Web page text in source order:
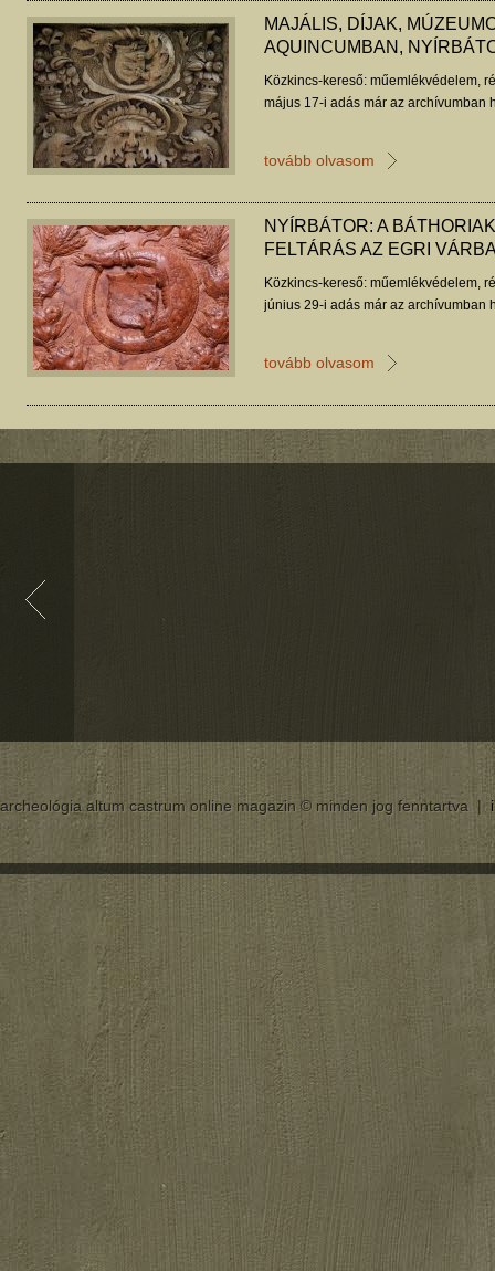
MAJÁLIS, DÍJAK,
AQUINCUMBAN,
Közkincs-kereső: műemlékvédelem,
május 17-i adás már az archívumban
tovább olvasom
NYÍRBÁTOR: A
FELTÁRÁS AZ EGRI
Közkincs-kereső: műemlékvédelem,
június 29-i adás már az archívumban
tovább olvasom
archeológia altum castrum online magazin © minden jog fenntartva |